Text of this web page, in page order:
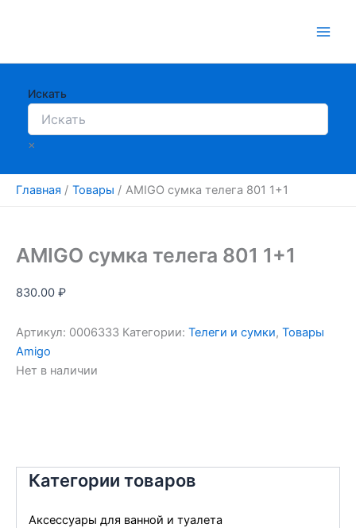
Искать
×
Главная Товары AMIGO сумка телега 801 1+1
Категории товаров
Аксессуары для ванной и туалета
AMIGO сумка телега 801 1+1
830.00 ₽
Артикул: 0006333 Категории: Телеги и сумки, Товары
Amigo
Нет в наличии